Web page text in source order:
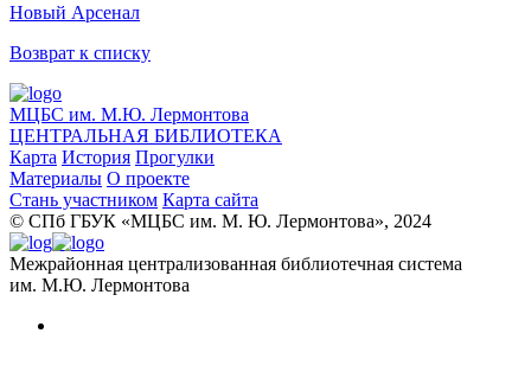
Новый Арсенал
Возврат к списку
МЦБС им. М.Ю. Лермонтова
ЦЕНТРАЛЬНАЯ БИБЛИОТЕКА
Карта История Прогулки
Материалы О проекте
Стань участником Карта сайта
© CПб ГБУК «МЦБС им. М. Ю. Лермонтова», 2024
Межрайонная централизованная библиотечная система
им. М.Ю. Лермонтова